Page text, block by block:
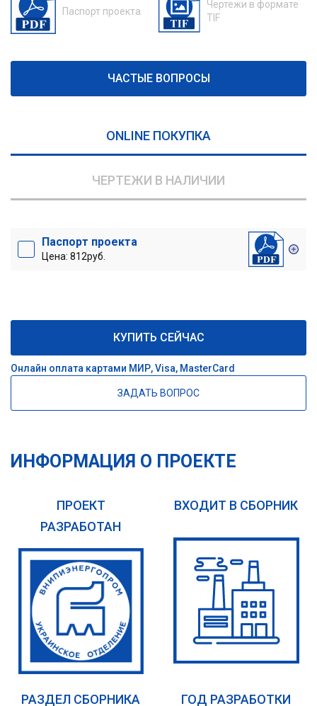
Паспорт проекта
Чертежи в формате
TIF
ЧАСТЫЕ ВОПРОСЫ
ONLINE ПОКУПКА
ЧЕРТЕЖИ В НАЛИЧИИ
Паспорт проекта
Цена: 812руб.
КУПИТЬ СЕЙЧАС
Онлайн оплата картами МИР, Visa, MasterCard
ЗАДАТЬ ВОПРОС
ИНФОРМАЦИЯ О ПРОЕКТЕ
ПРОЕКТ
РАЗРАБОТАН
ВХОДИТ В СБОРНИК
РАЗДЕЛ СБОРНИКА ГОД РАЗРАБОТКИ